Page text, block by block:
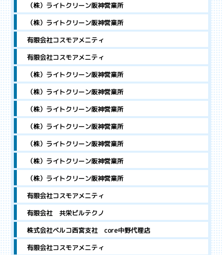
（株）ライトクリーン阪神営業所
（株）ライトクリーン阪神営業所
有限会社コスモアメニティ
有限会社コスモアメニティ
（株）ライトクリーン阪神営業所
（株）ライトクリーン阪神営業所
（株）ライトクリーン阪神営業所
（株）ライトクリーン阪神営業所
（株）ライトクリーン阪神営業所
（株）ライトクリーン阪神営業所
（株）ライトクリーン阪神営業所
有限会社コスモアメニティ
有限会社 共栄ビルテクノ
株式会社ベルコ西宮支社 core中野代理店
有限会社コスモアメニティ